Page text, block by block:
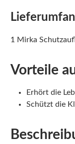
1 Mirka
Vorteile
Erhört die
Schützt die